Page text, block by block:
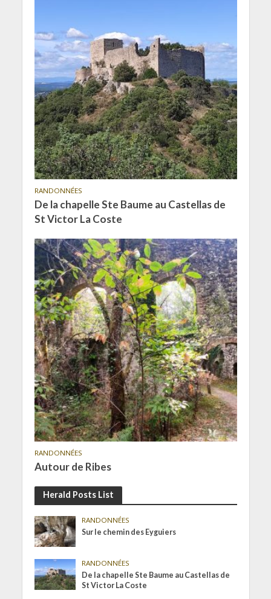
RANDONNÉES
De la chapelle Ste Baume au Castellas de
St Victor La Coste
RANDONNÉES
Autour de Ribes
Herald Posts List
RANDONNÉES
Sur le chemin des Eyguiers
RANDONNÉES
De la chapelle Ste Baume au Castellas de
St Victor La Coste